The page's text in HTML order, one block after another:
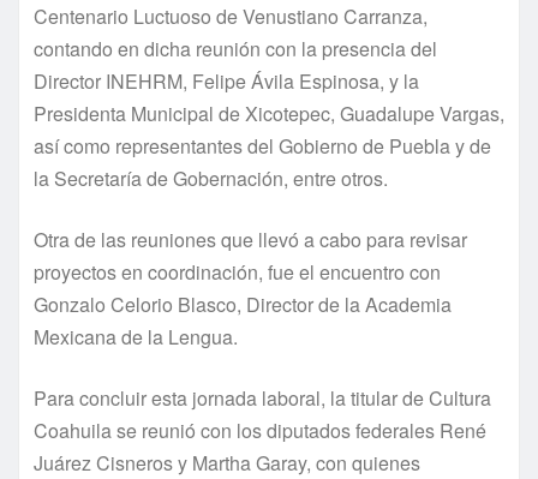
Centenario Luctuoso de Venustiano Carranza,
contando en dicha reunión con la presencia del
Director INEHRM, Felipe Ávila Espinosa, y la
Presidenta Municipal de Xicotepec, Guadalupe Vargas,
así como representantes del Gobierno de Puebla y de
la Secretaría de Gobernación, entre otros.
Otra de las reuniones que llevó a cabo para revisar
proyectos en coordinación, fue el encuentro con
Gonzalo Celorio Blasco, Director de la Academia
Mexicana de la Lengua.
Para concluir esta jornada laboral, la titular de Cultura
Coahuila se reunió con los diputados federales René
Juárez Cisneros y Martha Garay, con quienes